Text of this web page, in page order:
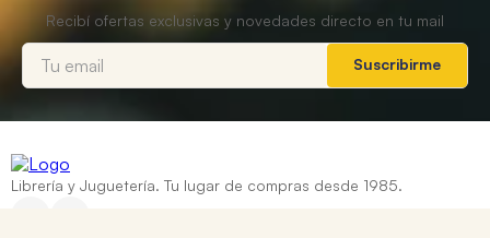
Suscribirme
Librería y Juguetería. Tu lugar de compras desde 1985.